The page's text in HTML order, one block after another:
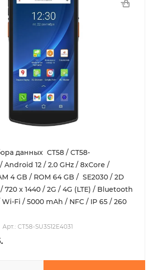
данных CT58 / CT58-
/ Android 12 / 2.0 GHz / 8xCore /
4 GB / ROM 64 GB / SE2030 / 2D
720 x 1440 / 2G / 4G (LTE) / Bluetooth
Wi-Fi / 5000 mAh / NFC / IP 65 / 260
Арт.: CT58-SU3S12E4031